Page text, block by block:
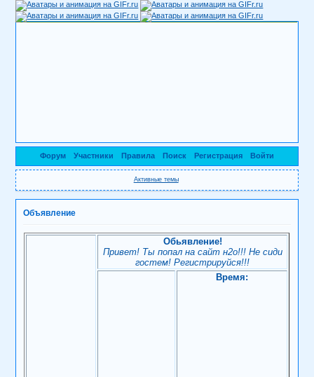
Форум Участники Правила Поиск Регистрация Войти
Активные темы
Объявление
Обьявление!
Привет! Ты попал на сайт н2о!!! Не сиди
гостем! Регистрируйся!!!
Время: